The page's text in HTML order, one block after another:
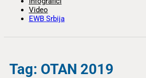
Video
EWB Srbija
Tag: OTAN 2019